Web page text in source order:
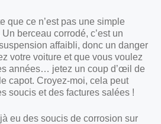
que ce n’est pas une simple
berceau corrodé, c’est un
affaibli, donc un danger
votre voiture et que vous voulez
années… jetez un coup d’œil de
capot. Croyez-moi, cela peut
soucis et des factures salées !
eu des soucis de corrosion sur